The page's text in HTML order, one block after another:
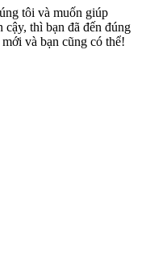
tôi và muốn giúp
thì bạn đã đến đúng
và bạn cũng có thể!